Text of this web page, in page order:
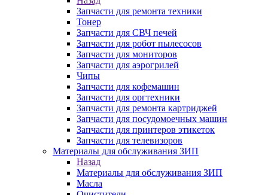
Запчасти для ремонта техники
Тонер
Запчасти для СВЧ печей
Запчасти для робот пылесосов
Запчасти для мониторов
Запчасти для аэрогрилей
Чипы
Запчасти для кофемашин
Запчасти для оргтехники
Запчасти для ремонта картриджей
Запчасти для посудомоечных машин
Запчасти для принтеров этикеток
Запчасти для телевизоров
Материалы для обслуживания ЗИП
Назад
Материалы для обслуживания ЗИП
Масла